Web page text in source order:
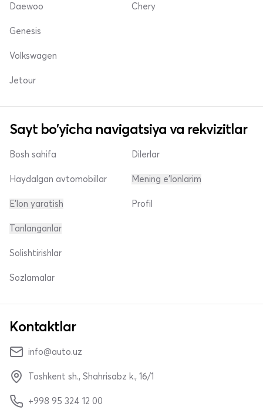
Daewoo Chery
Genesis
Volkswagen
Jetour
Sayt bo'yicha navigatsiya va rekvizitlar
Bosh sahifa
Haydalgan avtomobillar
E'lon yaratish
Dilerlar
Mening e'lonlarim
Profil
Tanlanganlar
Solishtirishlar
Sozlamalar
Kontaktlar
info@auto.uz
Toshkent sh., Shahrisabz k., 16/1
+998 95 324 12 00